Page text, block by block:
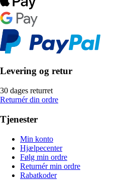
Levering og retur
30 dages returret
Returnér din ordre
Tjenester
Min konto
Hjælpecenter
Følg min ordre
Returnér min ordre
Rabatkoder